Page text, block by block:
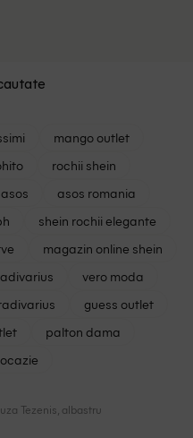
mango outlet
rochii shein
asos romania
shein rochii elegante
magazin online shein
vero moda
guess outlet
palton dama
Tezenis, albastru